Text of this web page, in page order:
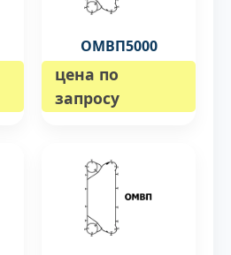
ОМВП5000
цена по
запросу